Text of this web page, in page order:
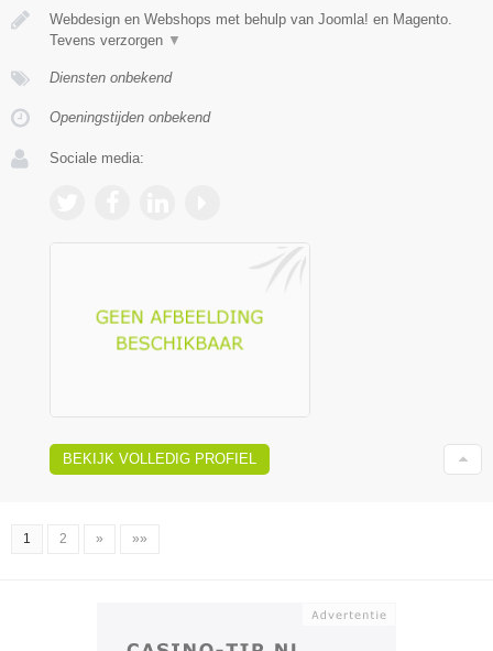
Webdesign en Webshops met behulp van Joomla! en Magento.
Tevens verzorgen ▼
Diensten onbekend
Openingstijden onbekend
Sociale media:
BEKIJK VOLLEDIG PROFIEL
1 2 » »»